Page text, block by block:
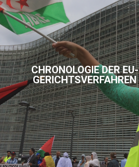
CHRONOLOGIE DER EU-
GERICHTSVERFAHREN